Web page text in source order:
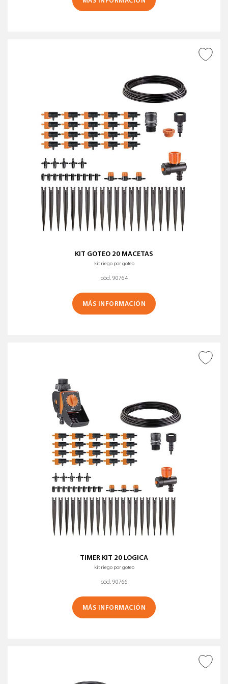
KIT GOTEO 20 MACETAS
kit riego por goteo
cód. 90764
MÁS INFORMACIÓN
TIMER KIT 20 LOGICA
kit riego por goteo
cód. 90766
MÁS INFORMACIÓN